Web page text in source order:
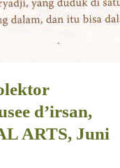
d’irsan,
ARTS, Juni